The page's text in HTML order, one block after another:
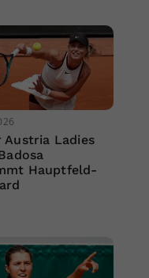
Austria Ladies
Hauptfeld-